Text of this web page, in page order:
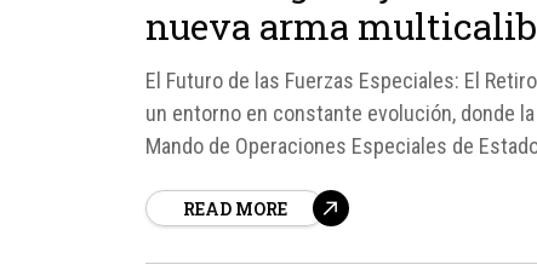
nueva arma
El Futuro de las Fuerzas Especiales: El
un entorno en constante evolución, donde
Mando de Operaciones Especiales de
READ MORE